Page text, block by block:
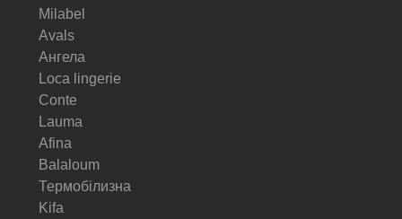
Milabel
Avals
Ангела
Loca lingerie
Conte
Lauma
Afina
Balaloum
Термобілизна
Kifa